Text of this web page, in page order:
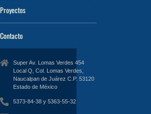
Proyectos
Contacto
Super Av. Lomas Verdes 454
Local Q, Col. Lomas Verdes,
Naucalpan de Juárez C.P. 53120
Estado de México
5373-84-38 y 5363-55-32